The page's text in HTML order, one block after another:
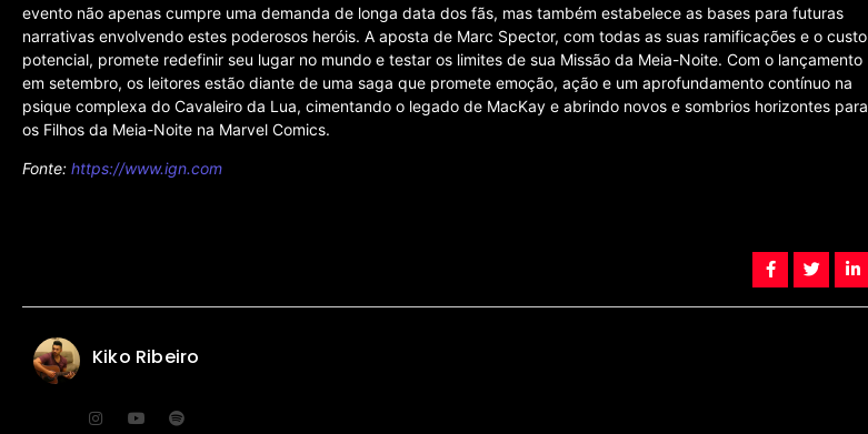
evento não apenas cumpre uma demanda de longa data dos fãs, mas também estabelece as bases para futuras
narrativas envolvendo estes poderosos heróis. A aposta de Marc Spector, com todas as suas ramificações e o custo
potencial, promete redefinir seu lugar no mundo e testar os limites de sua Missão da Meia-Noite. Com o lançamento
em setembro, os leitores estão diante de uma saga que promete emoção, ação e um aprofundamento contínuo na
psique complexa do Cavaleiro da Lua, cimentando o legado de MacKay e abrindo novos e sombrios horizontes para
os Filhos da Meia-Noite na Marvel Comics.
Fonte: https://www.ign.com
Kiko Ribeiro